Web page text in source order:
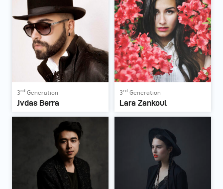
3rd Generation
Jvdas Berra
3rd Generation
Lara Zankoul